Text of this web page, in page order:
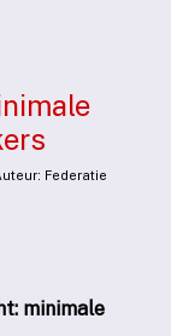
Federatie
minimale